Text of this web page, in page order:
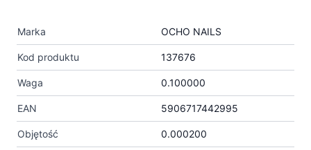
Marka OCHO NAILS
Kod produktu 137676
Waga 0.100000
EAN 5906717442995
Objętość 0.000200